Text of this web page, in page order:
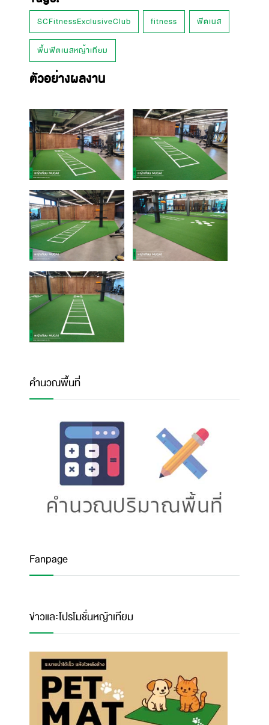
SCFitnessExclusiveClub fitness ฟิตเนส
พื้นฟิตเนสหญ้าเทียม
ตัวอย่างผลงาน
คำนวณพื้นที่
Fanpage
ข่าวและโปรโมชั่นหญ้าเทียม